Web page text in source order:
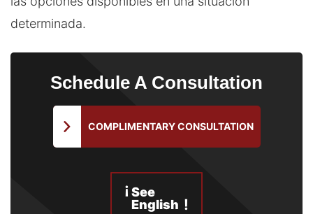
determinada.
Schedule A Consultation
COMPLIMENTARY CONSULTATION
¡See
English !